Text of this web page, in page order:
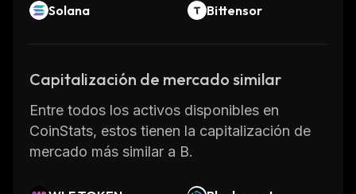
Solana
Bittensor
Capitalización de mercado similar
Entre todos los activos disponibles en
CoinStats, estos tienen la capitalización de
mercado más similar a B.